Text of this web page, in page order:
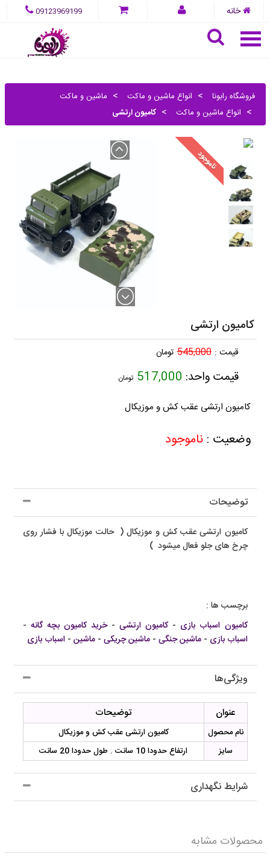
خانه 09123969199
فروشگاه رابونا انواع ماشین و ماکت
ماشین و ماکت
انواع ماشین و ماکت
کامیون ارتشی
ناموجود
کامیون ارتشی
قیمت : 545,000 تومان
قیمت واحد: 517,000 تومان
کامیون ارتشی عقب کش و موزیکال
وضعیت :ناموجود
توضیحات
کامیون ارتشی عقب کش و موزیکال ( حالت موزیکال با فشار روی
چرخ های جلو فعال میشود )
برچسب ها :
کامیون اسباب بازی - کامیون ارتشی-خرید کامیون بچه گانه -
اسباب بازی -ماشین جنگی -ماشین چریکی -ماشین -اسباب بازی
ویژگی‌ها
عنوان توضیحات
نام محصول
کامیون ارتشی عقب کش و موزیکال
سایز
ارتفاع حدودا 10 سانت . طول حدودا 20 سانت
شرایط نگهداری
محصولات مشابه